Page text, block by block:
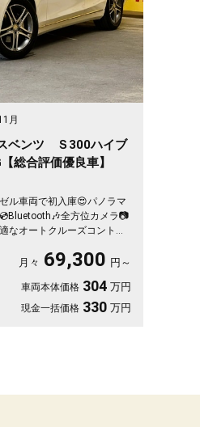
月
総合評価優良車】
ル車両で初入庫😍パノラマ
全方位カメラ📷
なオートクルーズコントロ
級感溢れるインテリア🎉ア
ッドシステム＆ディーゼル
ライトで夜間の視認性抜群🔦
月々 69,300 円～
車両本体価格 304 万円
現金一括価格 330 万円